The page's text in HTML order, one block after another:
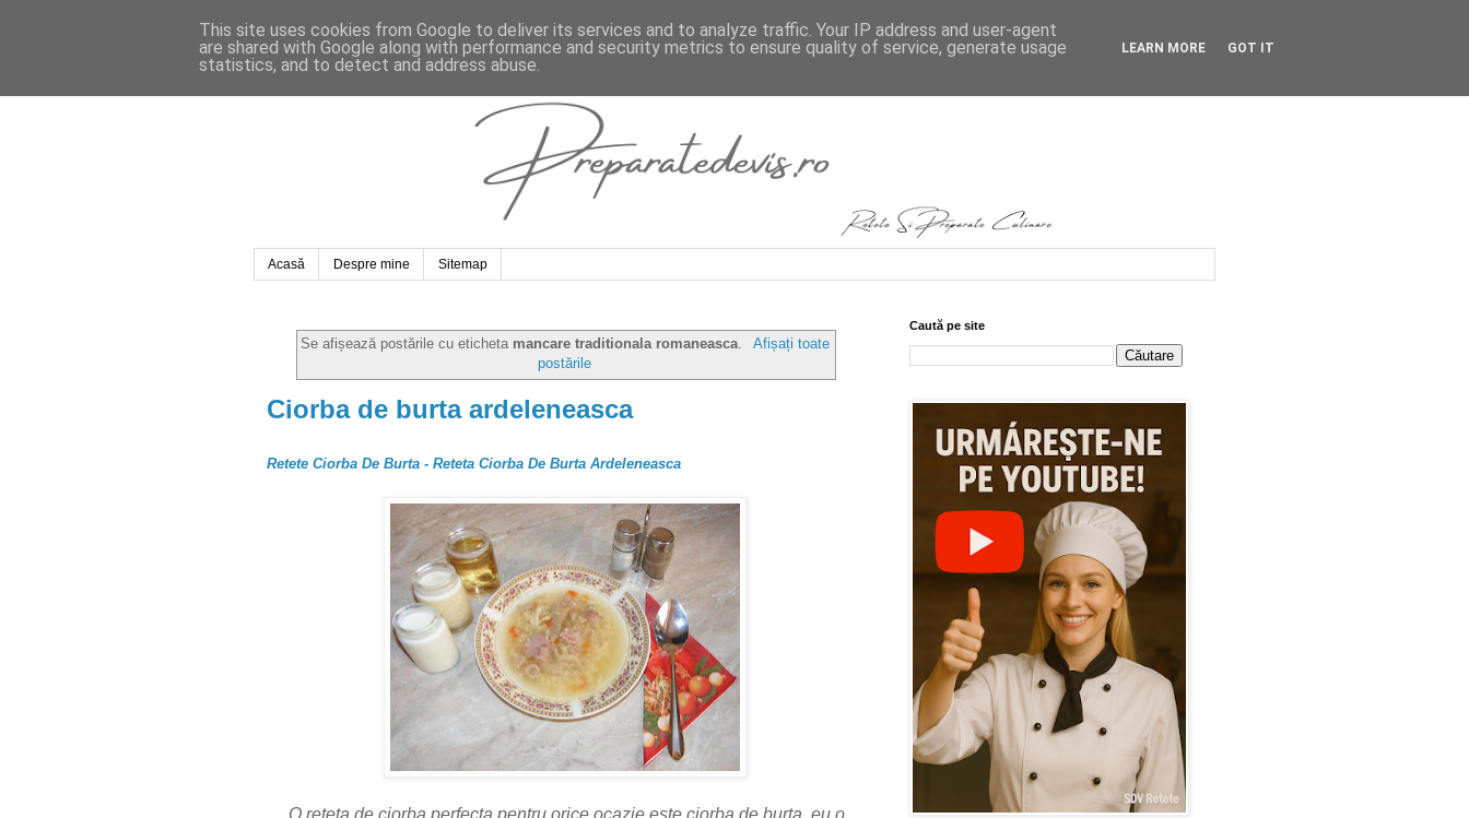
Acasă Despre mine Sitemap
Se afișează postările cu eticheta mancare traditionala romaneasca.
Afișați toate
postările
Ciorba de burta ardeleneasca
Retete Ciorba De Burta - Reteta Ciorba De Burta Ardeleneasca
Caută pe site
This site uses cookies from Google to deliver its services and to analyze traffic. Your IP address and user-agent
are shared with Google along with performance and security metrics to ensure quality of service, generate usage
statistics, and to detect and address abuse.
LEARN MORE GOT IT